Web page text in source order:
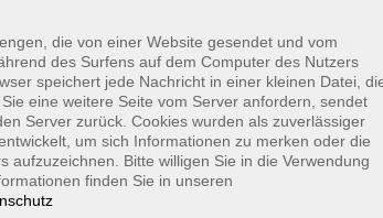
€
09:30 , 1 Termin
€
die von einer Website gesendet und vom
des Surfens auf dem Computer des Nutzers
speichert jede Nachricht in einer kleinen Datei,
eine weitere Seite vom Server anfordern, sendet
Server zurück. Cookies wurden als zuverlässiger
um sich Informationen zu merken oder die
aufzuzeichnen. Bitte willigen Sie in die Verwendung
finden Sie in unseren